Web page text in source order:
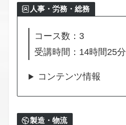
人事・労務・総務
コース数：3
受講時間：14時間25分
コンテンツ情報
製造・物流